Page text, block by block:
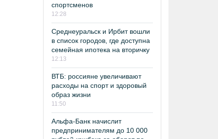
спортсменов
12:28
Среднеуральск и Ирбит вошли
в список городов, где доступна
семейная ипотека на вторичку
12:13
ВТБ: россияне увеличивают
расходы на спорт и здоровый
образ жизни
11:50
Альфа-Банк начислит
предпринимателям до 10 000